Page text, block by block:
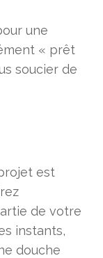
une
« prêt
soucier de
est
de votre
instants,
douche